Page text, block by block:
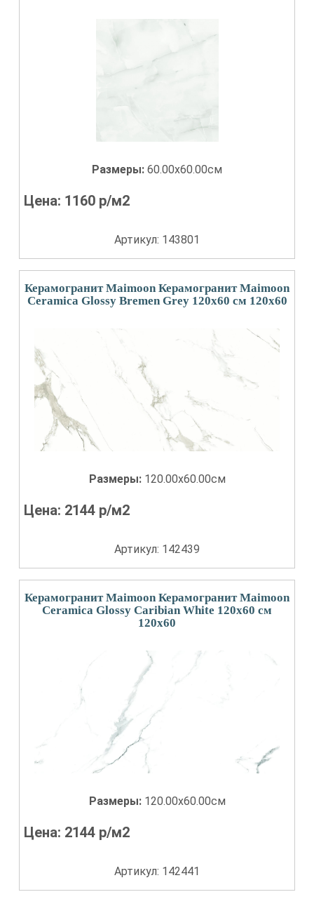
Размеры: 60.00x60.00см
Цена: 1160 р/м2
Артикул: 143801
Керамогранит Maimoon Керамогранит Maimoon
Ceramica Glossy Bremen Grey 120х60 см 120x60
Размеры: 120.00x60.00см
Цена: 2144 р/м2
Артикул: 142439
Керамогранит Maimoon Керамогранит Maimoon
Ceramica Glossy Caribian White 120x60 см
120x60
Размеры: 120.00x60.00см
Цена: 2144 р/м2
Артикул: 142441